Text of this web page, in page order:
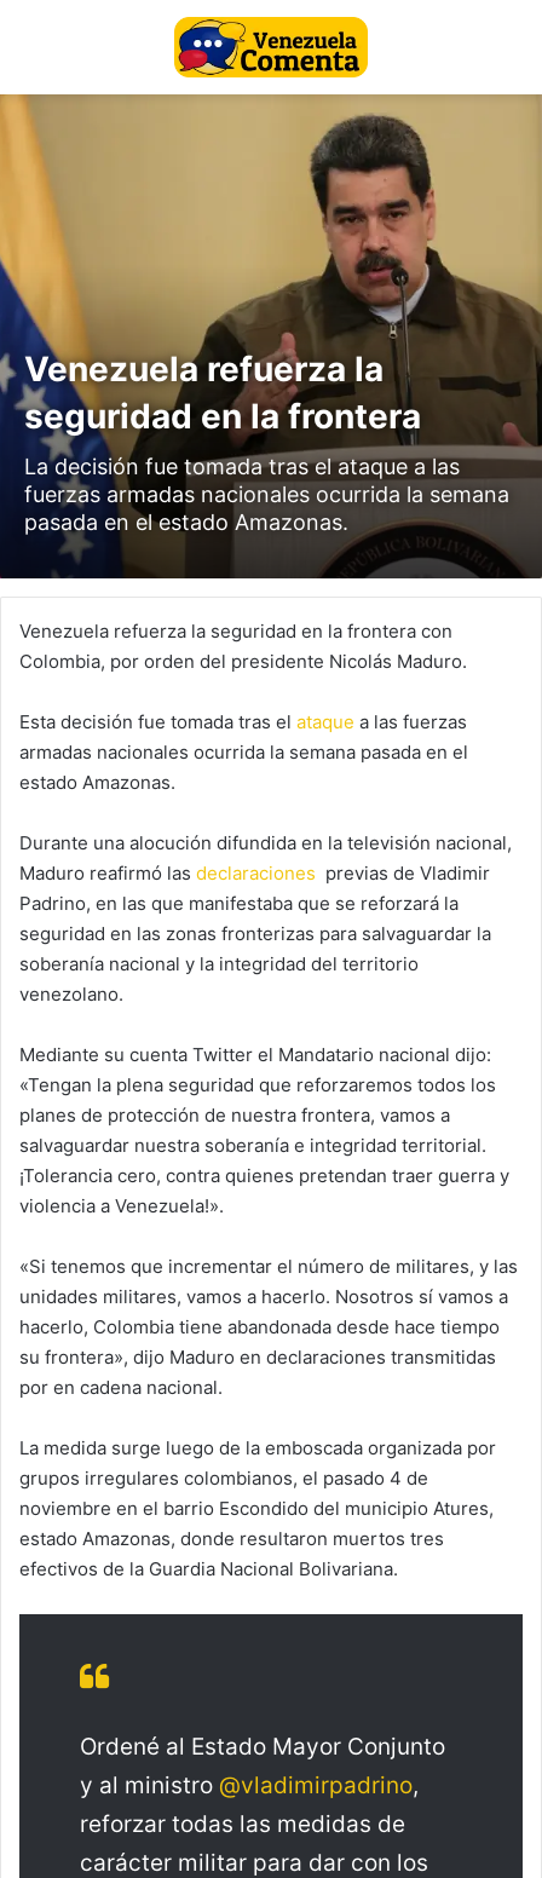
Venezuela refuerza la
seguridad en la frontera
La decisión fue tomada tras el ataque a las
fuerzas armadas nacionales ocurrida la semana
pasada en el estado Amazonas.
Venezuela refuerza la seguridad en la frontera con
Colombia, por orden del presidente Nicolás Maduro.
Esta decisión fue tomada tras el ataque a las fuerzas
armadas nacionales ocurrida la semana pasada en el
estado Amazonas.
Durante una alocución difundida en la televisión nacional,
Maduro reafirmó las declaraciones previas de Vladimir
Padrino, en las que manifestaba que se reforzará la
seguridad en las zonas fronterizas para salvaguardar la
soberanía nacional y la integridad del territorio
venezolano.
Mediante su cuenta Twitter el Mandatario nacional dijo:
«Tengan la plena seguridad que reforzaremos todos los
planes de protección de nuestra frontera, vamos a
salvaguardar nuestra soberanía e integridad territorial.
¡Tolerancia cero, contra quienes pretendan traer guerra y
violencia a Venezuela!».
«Si tenemos que incrementar el número de militares, y las
unidades militares, vamos a hacerlo. Nosotros sí vamos a
hacerlo, Colombia tiene abandonada desde hace tiempo
su frontera», dijo Maduro en declaraciones transmitidas
por en cadena nacional.
La medida surge luego de la emboscada organizada por
grupos irregulares colombianos, el pasado 4 de
noviembre en el barrio Escondido del municipio Atures,
estado Amazonas, donde resultaron muertos tres
efectivos de la Guardia Nacional Bolivariana.
Ordené al Estado Mayor Conjunto
y al ministro @vladimirpadrino,
reforzar todas las medidas de
carácter militar para dar con los